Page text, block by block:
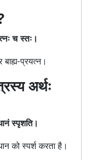
च स्तः।
प्रयत्न।
अर्थः
स्पृशति।
को स्पर्श करता है।